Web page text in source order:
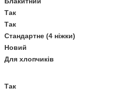
Так
Так
Стандартне (4 ніжки)
Новий
Для хлопчиків
Так